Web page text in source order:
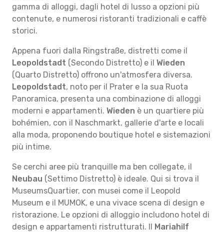
gamma di alloggi, dagli hotel di lusso a opzioni più
contenute, e numerosi ristoranti tradizionali e caffè
storici.
Appena fuori dalla Ringstraße, distretti come il
Leopoldstadt (Secondo Distretto) e il Wieden
(Quarto Distretto) offrono un'atmosfera diversa.
Leopoldstadt, noto per il Prater e la sua Ruota
Panoramica, presenta una combinazione di alloggi
moderni e appartamenti. Wieden è un quartiere più
bohémien, con il Naschmarkt, gallerie d'arte e locali
alla moda, proponendo boutique hotel e sistemazioni
più intime.
Se cerchi aree più tranquille ma ben collegate, il
Neubau (Settimo Distretto) è ideale. Qui si trova il
MuseumsQuartier, con musei come il Leopold
Museum e il MUMOK, e una vivace scena di design e
ristorazione. Le opzioni di alloggio includono hotel di
design e appartamenti ristrutturati. Il Mariahilf